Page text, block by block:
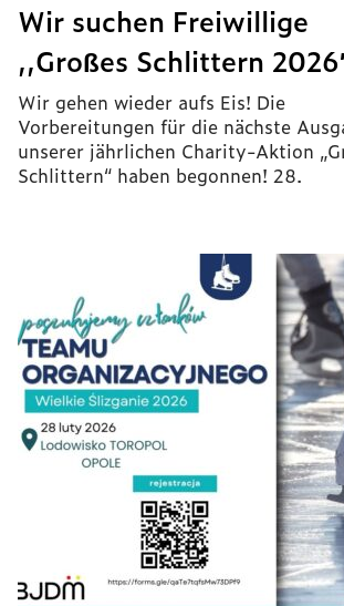
Wir suchen Freiwillige
,,Großes Schlittern
Wir gehen wieder aufs Eis! Die
Vorbereitungen für die nächste
unserer jährlichen Charity-Aktion
Schlittern“ haben begonnen! 28.